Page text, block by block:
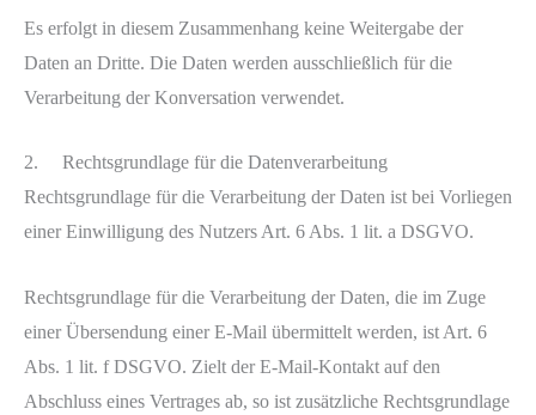
Es erfolgt in diesem Zusammenhang keine Weitergabe der
Daten an Dritte. Die Daten werden ausschließlich für die
Verarbeitung der Konversation verwendet.
2. Rechtsgrundlage für die Datenverarbeitung
Rechtsgrundlage für die Verarbeitung der Daten ist bei Vorliegen
einer Einwilligung des Nutzers Art. 6 Abs. 1 lit. a DSGVO.
Rechtsgrundlage für die Verarbeitung der Daten, die im Zuge
einer Übersendung einer E-Mail übermittelt werden, ist Art. 6
Abs. 1 lit. f DSGVO. Zielt der E-Mail-Kontakt auf den
Abschluss eines Vertrages ab, so ist zusätzliche Rechtsgrundlage